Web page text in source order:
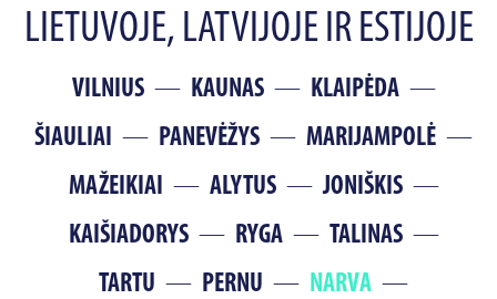
LIETUVOJE, LATVIJOJE IR ESTIJOJE
VILNIUS KAUNAS
KLAIPĖDA
ŠIAULIAI
PANEVĖŽYS
MARIJAMPOLĖ
MAŽEIKIAI
ALYTUS
JONIŠKIS
KAIŠIADORYS
RYGA
TALINAS
TARTU
PERNU
NARVA